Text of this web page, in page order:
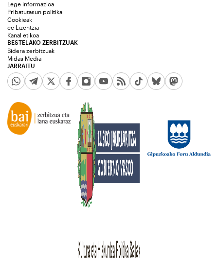
JARRAITU
Lege informazioa
Pribatutasun politika
Cookieak
cc Lizentzia
Kanal etikoa
BESTELAKO ZERBITZUAK
Bidera zerbitzuak
Midas Media